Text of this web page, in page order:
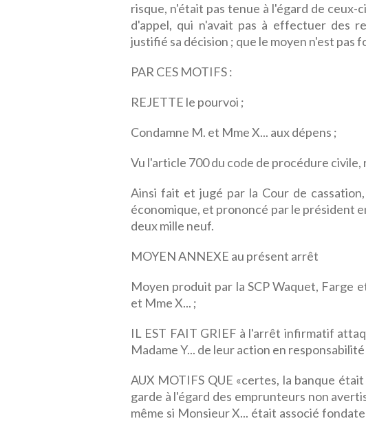
risque, n'était pas tenue à l'égard de ceux-
d'appel, qui n'avait pas à effectuer des
justifié sa décision ; que le moyen n'est pas
PAR CES MOTIFS :
REJETTE le pourvoi ;
Condamne M. et Mme X... aux dépens ;
Vu l'article 700 du code de procédure civile,
Ainsi fait et jugé par la Cour de
économique, et prononcé par le président
deux mille neuf.
MOYEN ANNEXE au présent arrêt
Moyen produit par la SCP Waquet, Farge
et Mme X... ;
IL EST FAIT GRIEF à l'arrêt infirmatif
Madame Y... de leur action en
AUX MOTIFS QUE «certes, la banque
garde à l'égard des emprunteurs non
même si Monsieur X... était associé